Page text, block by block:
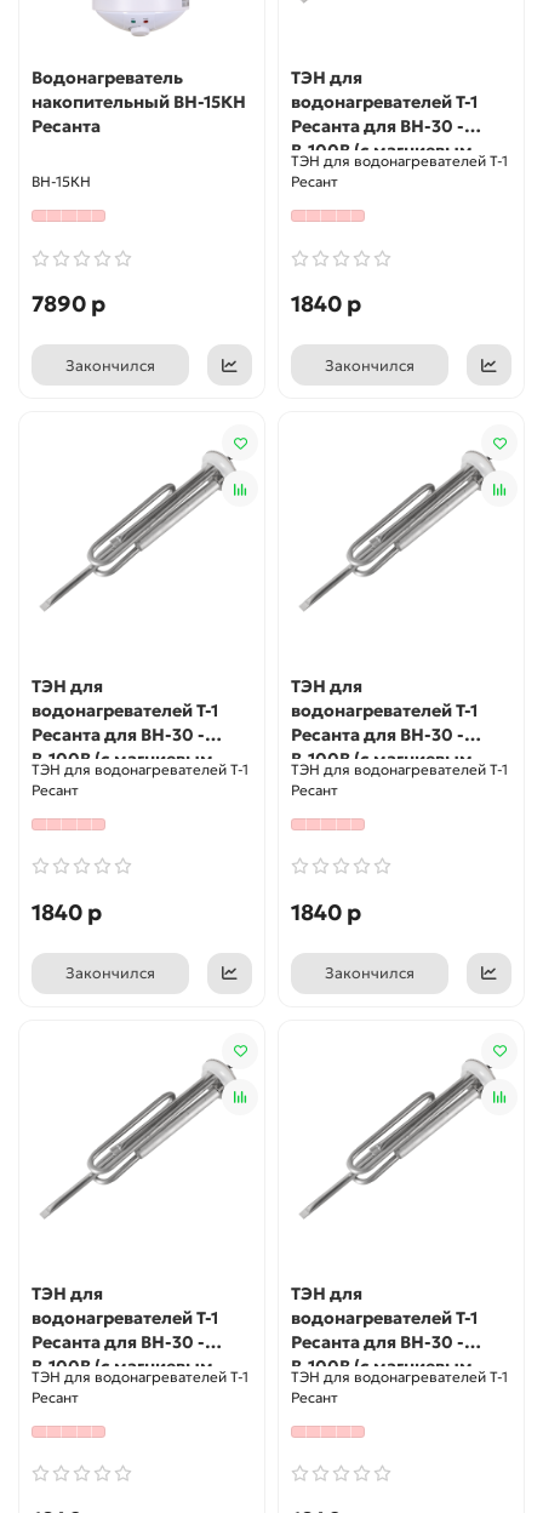
Водонагреватель
накопительный ВН-15КН
Ресанта
ВН-15КН
7890 р
Закончился
ТЭН для
водонагревателей Т-1
Ресанта для ВН-30 -
В-100В (с магниевым
анодом)
ТЭН для водонагревателей Т-1
Ресант
1840 р
Закончился
ТЭН для
водонагревателей Т-1
Ресанта для ВН-30 -
В-100В (с магниевым
анодом)
ТЭН для водонагревателей Т-1
Ресант
1840 р
Закончился
ТЭН для
водонагревателей Т-1
Ресанта для ВН-30 -
В-100В (с магниевым
анодом)
ТЭН для водонагревателей Т-1
Ресант
1840 р
Закончился
ТЭН для
водонагревателей Т-1
Ресанта для ВН-30 -
В-100В (с магниевым
анодом)
ТЭН для водонагревателей Т-1
Ресант
ТЭН для
водонагревателей Т-1
Ресанта для ВН-30 -
В-100В (с магниевым
анодом)
ТЭН для водонагревателей Т-1
Ресант